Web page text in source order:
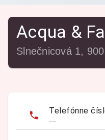
Acqua &
Telefónne
—